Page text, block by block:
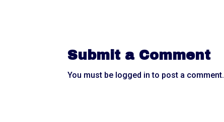
Submit a Comment
You must be logged in to post a comment.